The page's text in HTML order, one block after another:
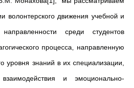
волонтерского движения учебной и
направленности среди студентов
процесса, направленную
уровня знаний в их специализации,
и эмоционально-